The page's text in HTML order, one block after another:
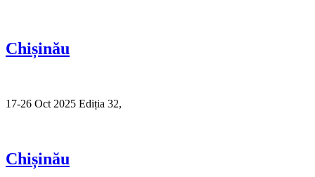
Chișinău
17-26 Oct 2025 Ediția 32,
Chișinău